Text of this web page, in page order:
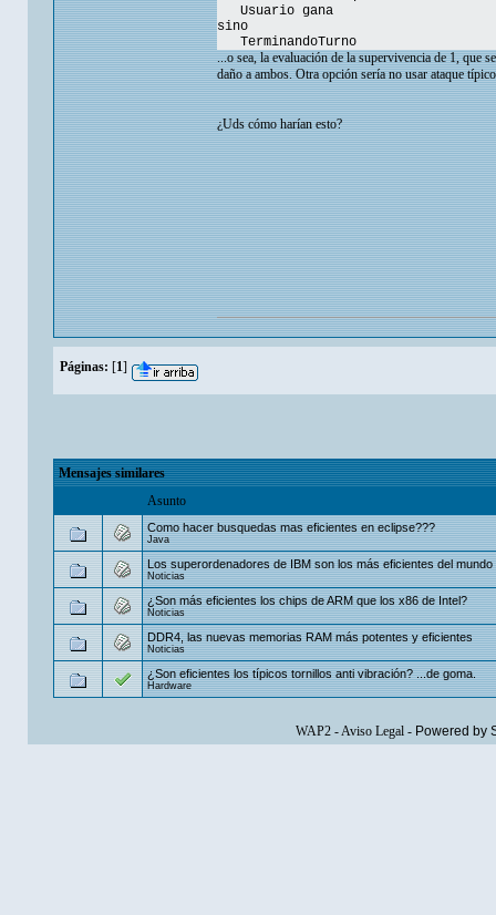
Usuario gana
sino
TerminandoTurno
...o sea, la evaluación de la supervivencia de 1, que
daño a ambos. Otra opción sería no usar ataque
¿Uds cómo harían esto?
Páginas: [1]
Mensajes similares
Asunto
Como hacer busquedas mas eficientes en eclipse???
Java
Los superordenadores de IBM son los más eficientes del mundo
Noticias
¿Son más eficientes los chips de ARM que los x86 de Intel?
Noticias
DDR4, las nuevas memorias RAM más potentes y eficientes
Noticias
¿Son eficientes los típicos tornillos anti vibración? ...de goma.
Hardware
WAP2-Aviso Legal- Powered by